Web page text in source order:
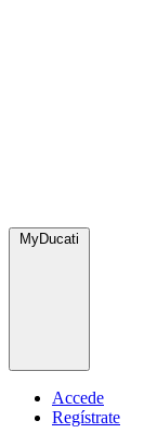
MyDucati
Accede
Regístrate